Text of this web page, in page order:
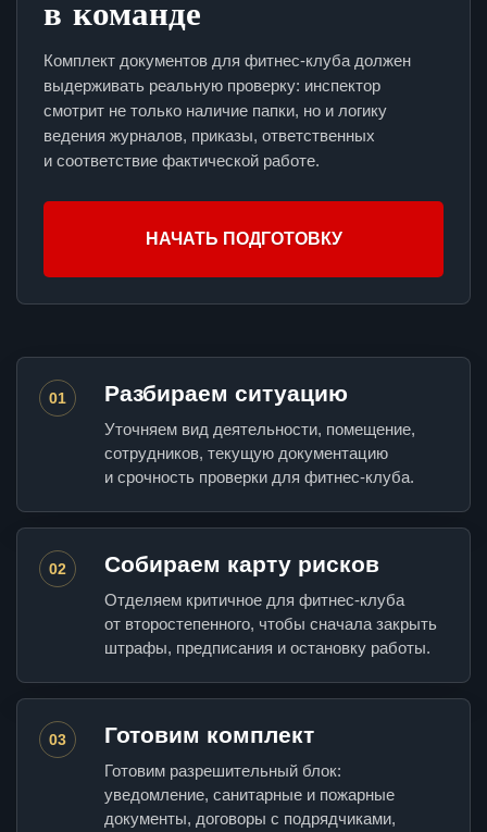
в команде
Комплект документов для фитнес-клуба должен
выдерживать реальную проверку: инспектор
смотрит не только наличие папки, но и логику
ведения журналов, приказы, ответственных
и соответствие фактической работе.
НАЧАТЬ ПОДГОТОВКУ
01 Разбираем ситуацию
Уточняем вид деятельности, помещение,
сотрудников, текущую документацию
и срочность проверки для фитнес-клуба.
02 Собираем карту рисков
Отделяем критичное для фитнес-клуба
от второстепенного, чтобы сначала закрыть
штрафы, предписания и остановку работы.
03 Готовим комплект
Готовим разрешительный блок:
уведомление, санитарные и пожарные
документы, договоры с подрядчиками,